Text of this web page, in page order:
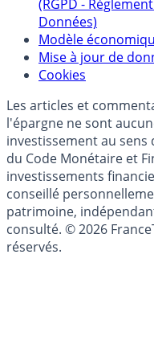
Politique de
(RGPD -
Données)
Modèle
Mise à jour de
Cookies
Les articles et
l'épargne ne sont
investissement au sens
du Code Monétaire et
investissements
conseillé
patrimoine,
consulté. © 2026